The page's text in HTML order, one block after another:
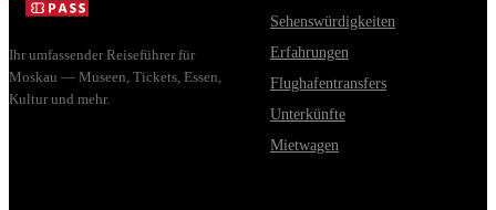
Ihr umfassender Reiseführer für
Moskau — Museen, Tickets, Essen,
Kultur und mehr.
Sehenswürdigkeiten
Erfahrungen
Flughafentransfers
Unterkünfte
Mietwagen